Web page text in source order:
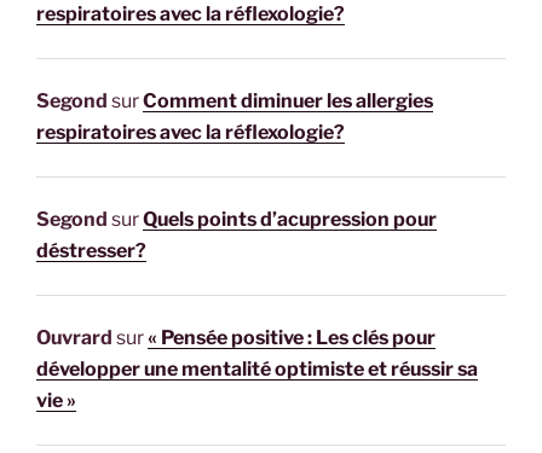
respiratoires avec la réflexologie?
Segond surComment diminuer les allergies
respiratoires avec la réflexologie?
Segond surQuels points d’acupression pour
déstresser?
Ouvrard sur« Pensée positive : Les clés pour
développer une mentalité optimiste et réussir sa
vie »